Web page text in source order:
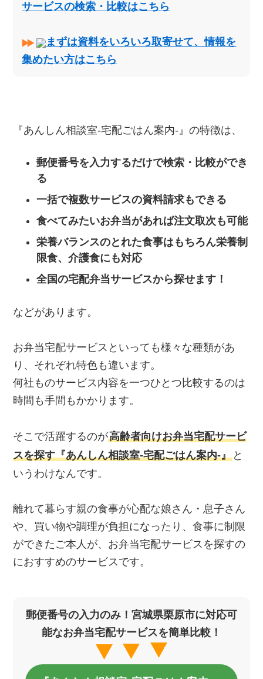
サービスの検索・比較はこちら
まずは資料をいろいろ取寄せて、情報を
集めたい方はこちら
『あんしん相談室‐宅配ごはん案内‐』の特徴は、
郵便番号を入力するだけで検索・比較ができ
る
一括で複数サービスの資料請求もできる
食べてみたいお弁当があれば注文取次も可能
栄養バランスのとれた食事はもちろん栄養制
限食、介護食にも対応
全国の宅配弁当サービスから探せます！
などがあります。
お弁当宅配サービスといっても様々な種類があ
り、それぞれ特色も違います。
何社ものサービス内容を一つひとつ比較するのは
時間も手間もかかります。
そこで活躍するのが高齢者向けお弁当宅配サービ
スを探す『あんしん相談室‐宅配ごはん案内‐』 と
いうわけなんです。
離れて暮らす親の食事が心配な娘さん・息子さん
や、買い物や調理が負担になったり、食事に制限
ができたご本人が、お弁当宅配サービスを探すの
におすすめのサービスです。
郵便番号の入力のみ！宮城県栗原市に対応可
能なお弁当宅配サービスを簡単比較！